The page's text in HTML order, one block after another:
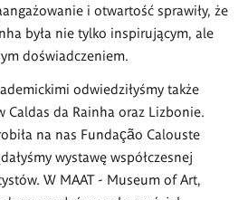
i otwartość sprawiły, że
była nie tylko inspirującym, ale
doświadczeniem.
odwiedziłyśmy także
Caldas da Rainha oraz Lizbonie.
na nas Fundação Calouste
wystawę współczesnej
W MAAT - Museum of Art,